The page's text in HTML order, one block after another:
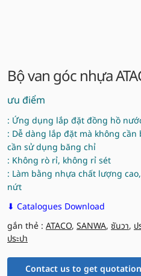
Bộ van góc nhựa
ưu điểm
: Ứng dụng lắp đặt đồng hồ
: Dễ dàng lắp đặt mà không cần
cần sử dụng băng chỉ
: Không rò rỉ, không rỉ sét
: Làm bằng nhựa chất lượng
nứt
⬇ Catalogues Download
gắn thẻ : ATACO, SANWA, ซันวา, ป
ประปา
Contact us to get quotation